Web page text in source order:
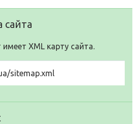
сайта
XML карту сайта.
sitemap.xml